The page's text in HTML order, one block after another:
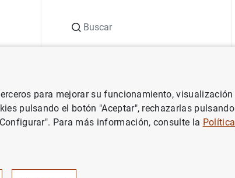
La barrera de la bancarización para los irregulares
inmigrantes. La
los irregulares
para mejorar su funcionamiento, visualización
pulsando el botón "Aceptar", rechazarlas pulsando
Para más información, consulte la Política